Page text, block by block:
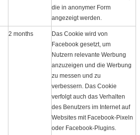
die in anonymer Form
angezeigt werden.
2 months
Das Cookie wird von
Facebook gesetzt, um
Nutzern relevante Werbung
anzuzeigen und die Werbung
zu messen und zu
verbessern. Das Cookie
verfolgt auch das Verhalten
des Benutzers im Internet auf
Websites mit Facebook-Pixeln
oder Facebook-Plugins.